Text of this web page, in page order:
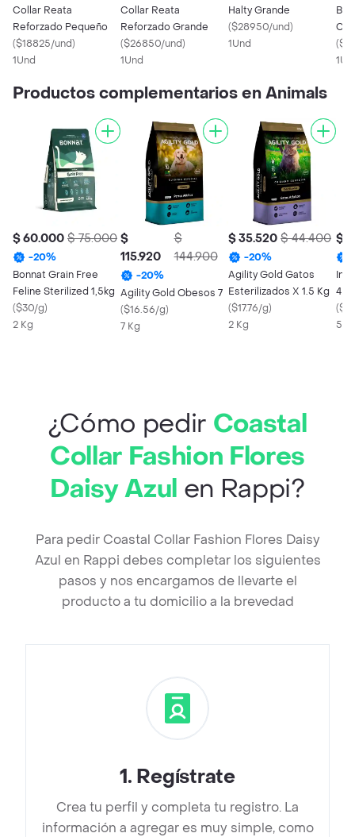
Collar Reata
Reforzado Pequeño
($18825/und)
1Und
Collar Reata
Reforzado Grande
($26850/und)
1Und
Halty Grande
($28950/und)
1Und
(
Productos complementarios en Animals
$ 60.000 $ 75.000
-20%
Bonnat Grain Free
Feline Sterilized 1,5kg
($30/g)
2 Kg
$
115.920
$
144.900
-20%
Agility Gold Obesos 7
($16.56/g)
7 Kg
$ 35.520 $ 44.400
-20%
Agility Gold Gatos
Esterilizados X 1.5 Kg
($17.76/g)
2 Kg
$
4
(
56
¿Cómo pedir Coastal
Collar Fashion Flores
Daisy Azul en Rappi?
Para pedir Coastal Collar Fashion Flores Daisy
Azul en Rappi debes completar los siguientes
pasos y nos encargamos de llevarte el
producto a tu domicilio a la brevedad
1. Regístrate
Crea tu perfil y completa tu registro. La
información a agregar es muy simple, como